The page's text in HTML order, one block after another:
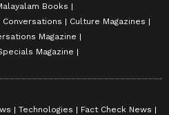
Books
Conversations
Culture Magazines
Magazine
Magazine
Technologies
Fact Check News